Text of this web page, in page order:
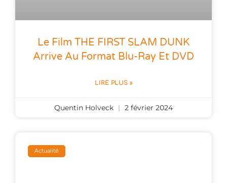
Le Film THE FIRST SLAM DUNK
Arrive Au Format Blu-Ray Et DVD
LIRE PLUS »
Quentin Holveck 2 février 2024
Actualité